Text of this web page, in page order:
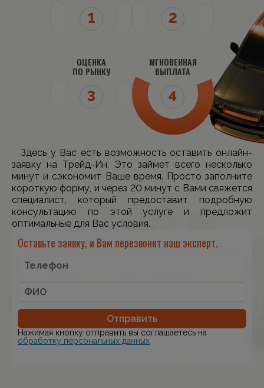
ОЦЕНКА
ПО РЫНКУ
МГНОВЕННАЯ
ВЫПЛАТА
Здесь у Вас есть возможность оставить онлайн-
заявку на Трейд-Ин. Это займет всего несколько
минут и сэкономит Ваше время. Просто заполните
короткую форму, и через 20 минут с Вами свяжется
специалист, который предоставит подробную
консультацию по этой услуге и предложит
оптимальные для Вас условия.
Оставьте заявку, и Вам перезвонит наш эксперт.
Отправить
Нажимая кнопку отправить вы соглашаетесь на
обработку персональных данных